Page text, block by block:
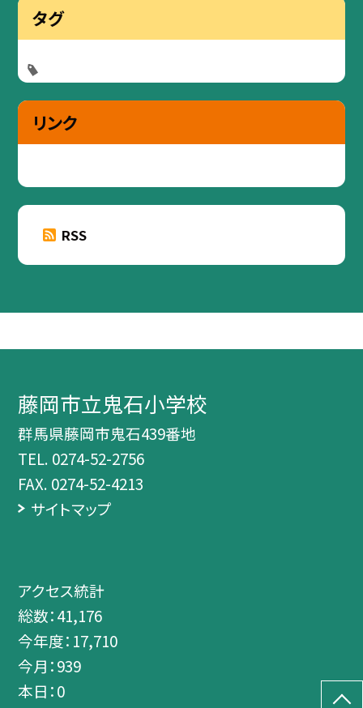
タグ
リンク
RSS
藤岡市立鬼石小学校
群馬県藤岡市鬼石439番地
TEL. 0274-52-2756
FAX. 0274-52-4213
サイトマップ
アクセス統計
総数：41,176
今年度： 17,710
今月：939
本日：0